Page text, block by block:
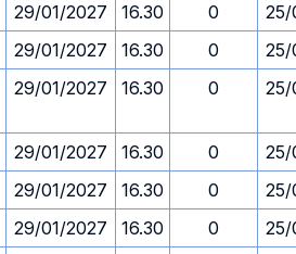
29/01/2027 16.30 0
25/
29/01/2027 16.30 0
25/
29/01/2027 16.30 0 25/
29/01/2027 16.30 0
25/
29/01/2027 16.30 0
25/
29/01/2027 16.30 0
25/